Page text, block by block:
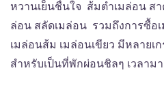
หวานเย็นชื่นใจ ส้มตำเมล่อน ส
ล่อน สลัดเมล่อน รวมถึงการซื้อ
เมล่อนส้ม เมล่อนเขียว มีหลายเ
สำหรับเป็นที่พักผ่อนชิลๆ เวลาม